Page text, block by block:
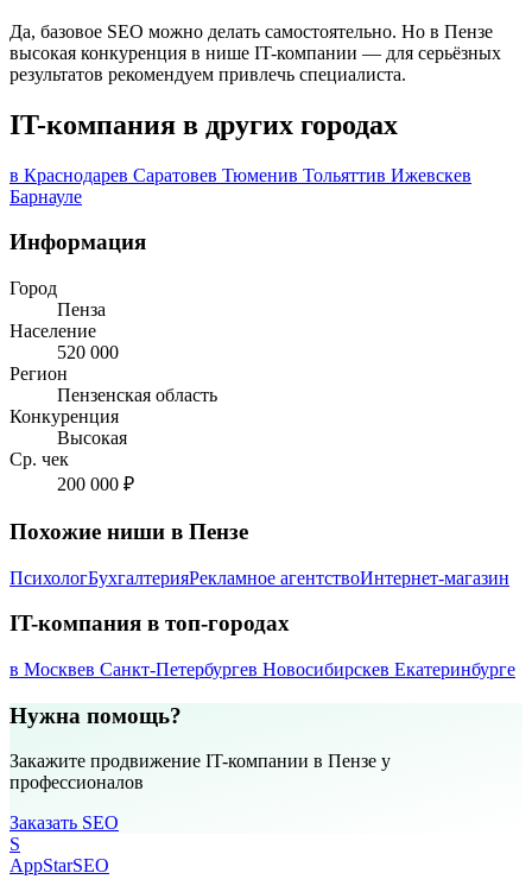
Да, базовое SEO можно делать самостоятельно. Но в Пензе
высокая конкуренция в нише IT-компании — для серьёзных
результатов рекомендуем привлечь специалиста.
IT-компания в других городах
в Краснодарев Саратовев Тюменив Тольяттив Ижевскев
Барнауле
Информация
Город
Пенза
Население
520 000
Регион
Пензенская область
Конкуренция
Высокая
Ср. чек
200 000 ₽
Похожие ниши в Пензе
ПсихологБухгалтерияРекламное агентствоИнтернет-магазин
IT-компания в топ-городах
в Москвев Санкт-Петербургев Новосибирскев Екатеринбурге
Нужна помощь?
Закажите продвижение IT-компании в Пензе у
профессионалов
Заказать SEO
S
AppStarSEO